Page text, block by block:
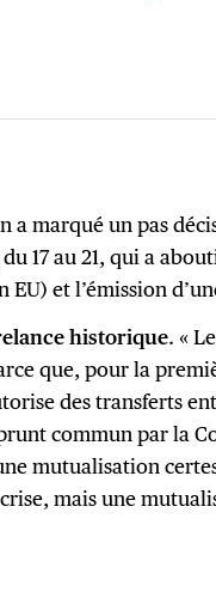
a marqué un pas
du 17 au 21, qui a
EU) et l’émission
historique. «
que, pour la
des transferts
commun par la
mutualisation
mais une